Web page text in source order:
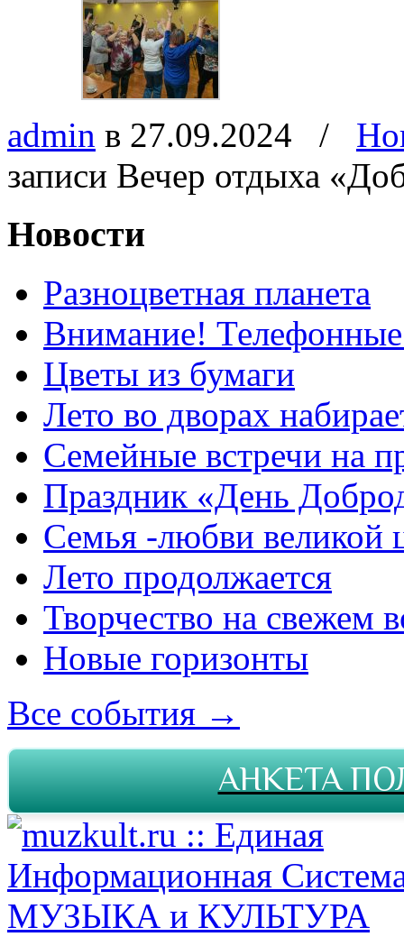
admin в 27.09.2024 /
записи Вечер отдыха
Новости
Разноцветная планета
Внимание!
Цветы из бумаги
Лето во дворах
Семейные встречи на
Праздник «День
Семья -любви великой
Лето продолжается
Творчество на свежем
Новые горизонты
Все события →
АНКЕТА